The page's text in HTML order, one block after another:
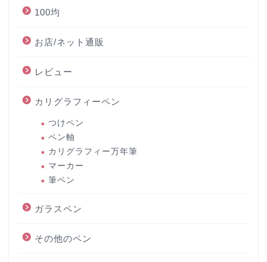
100均
お店/ネット通販
レビュー
カリグラフィーペン
つけペン
ペン軸
カリグラフィー万年筆
マーカー
筆ペン
ガラスペン
その他のペン